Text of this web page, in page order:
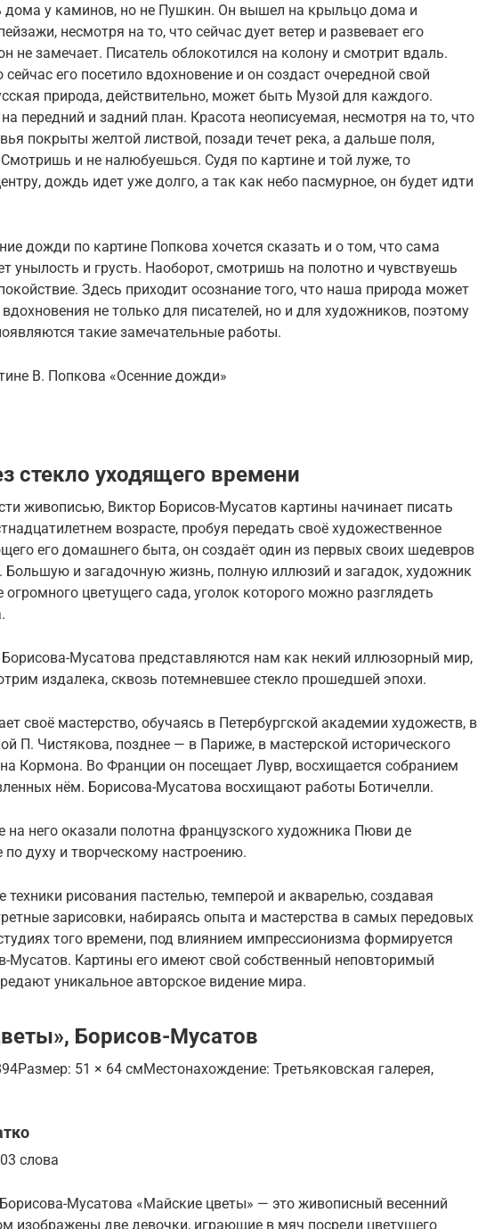
дома у каминов, но не Пушкин. Он вышел на крыльцо дома и
несмотря на то, что сейчас дует ветер и развевает его
не замечает. Писатель облокотился на колону и смотрит вдаль.
его посетило вдохновение и он создаст очередной свой
природа, действительно, может быть Музой для каждого.
передний и задний план. Красота неописуемая, несмотря на то, что
покрыты желтой листвой, позади течет река, а дальше поля,
и не налюбуешься. Судя по картине и той луже, то
дождь идет уже долго, а так как небо пасмурное, он будет идти
дожди по картине Попкова хочется сказать и о том, что сама
унылость и грусть. Наоборот, смотришь на полотно и чувствуешь
Здесь приходит осознание того, что наша природа может
не только для писателей, но и для художников, поэтому
такие замечательные работы.
В. Попкова «Осенние дожди»
стекло уходящего времени
живописью, Виктор Борисов-Мусатов картины начинает писать
возрасте, пробуя передать своё художественное
его домашнего быта, он создаёт один из первых своих шедевров
Большую и загадочную жизнь, полную иллюзий и загадок, художник
огромного цветущего сада, уголок которого можно разглядеть
Мусатова представляются нам как некий иллюзорный мир,
издалека, сквозь потемневшее стекло прошедшей эпохи.
своё мастерство, обучаясь в Петербургской академии художеств, в
П. Чистякова, позднее — в Париже, в мастерской исторического
Кормона. Во Франции он посещает Лувр, восхищается собранием
нём. Борисова-Мусатова восхищают работы Ботичелли.
на него оказали полотна французского художника Пюви де
духу и творческому настроению.
техники рисования пастелью, темперой и акварелью, создавая
зарисовки, набираясь опыта и мастерства в самых передовых
того времени, под влиянием импрессионизма формируется
Мусатов. Картины его имеют свой собственный неповторимый
уникальное авторское видение мира.
Борисов-Мусатов
51 × 64 смМестонахождение: Третьяковская галерея,
слова
Мусатова «Майские цветы» — это живописный весенний
изображены две девочки, играющие в мяч посреди цветущего